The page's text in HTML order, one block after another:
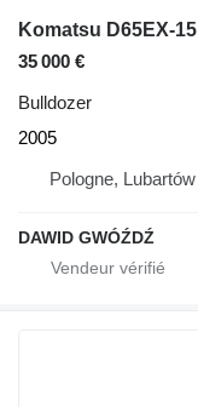
Komatsu D65EX-15
35 000 €
Bulldozer
2005
Pologne, Lubartów
DAWID GWÓŹDŹ